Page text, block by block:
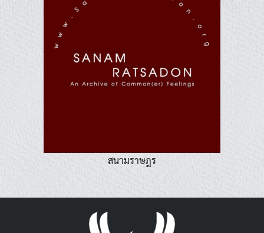
Search
สนามราษฎร